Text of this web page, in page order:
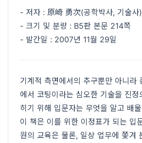
- 저자 : 原崎 勇次(공학박사, 기술사)
- 크기 및 분량 : B5판 본문 214쪽
- 발간일 : 2007년 11월 29일
기계적 측면에서의 추구뿐만 아니라
에서 코팅이라는 심오한 기술을 진정
히기 위해 입문자는 무엇을 알고 배
이 책은 이를 위한 이정표가 되는 입
원의 교육은 물론, 일상 업무에 쫓겨